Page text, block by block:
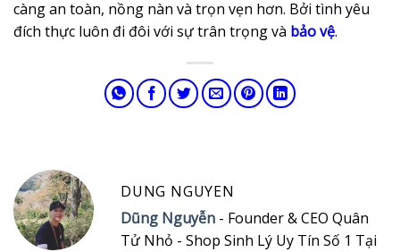
càng an toàn, nồng nàn và trọn vẹn hơn. Bởi tình yêu
đích thực luôn đi đôi với sự trân trọng và bảo vệ.
DUNG NGUYEN
Dũng Nguyễn - Founder & CEO Quân
Tử Nhỏ - Shop Sinh Lý Uy Tín Số 1 Tại